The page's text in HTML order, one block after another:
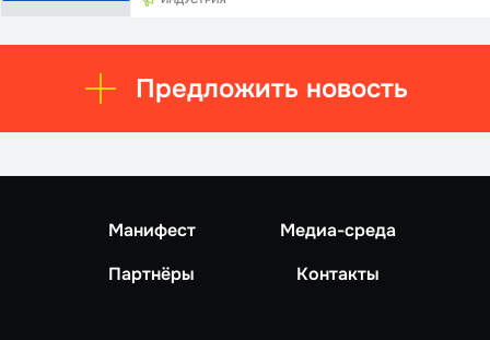
Предложить новость
Манифест
Медиа-среда
Партнёры
Контакты